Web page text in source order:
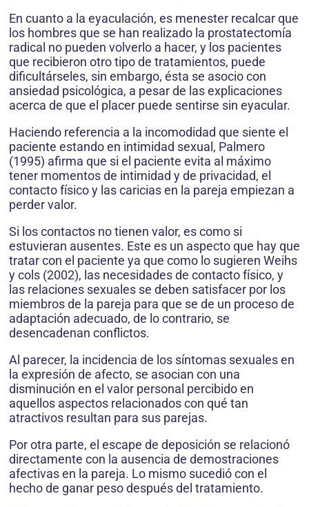
En cuanto a la eyaculación, es menester recalcar que
los hombres que se han realizado la prostatectomía
radical no pueden volverlo a hacer, y los pacientes
que recibieron otro tipo de tratamientos, puede
dificultárse­les, sin embargo, ésta se asocio con
ansiedad psicológica, a pesar de las explicaciones
acerca de que el placer puede sentirse sin eyacular.
Haciendo referencia a la incomodidad que siente el
paciente estando en intimidad sexual, Palmero
(1995) afirma que si el paciente evita al máximo
tener momentos de intimidad y de privacidad, el
contacto físico y las caricias en la pareja empiezan a
perder valor.
Si los contactos no tienen valor, es como si
estuvieran ausentes. Este es un aspecto que hay que
tratar con el paciente ya que como lo sugieren Weihs
y cols (2002), las necesidades de contacto físico, y
las relaciones sexuales se deben satisfacer por los
miembros de la pareja para que se de un pro­ceso de
adaptación adecuado, de lo contrario, se
desencadenan conflictos.
Al parecer, la incidencia de los síntomas sexuales en
la expresión de afecto, se asocian con una
disminución en el valor personal percibido en
aquellos aspectos relacionados con qué tan
atractivos resultan para sus parejas.
Por otra parte, el escape de deposición se relacionó
directamente con la ausencia de de­mostraciones
afectivas en la pareja. Lo mismo sucedió con el
hecho de ganar peso después del tratamiento.